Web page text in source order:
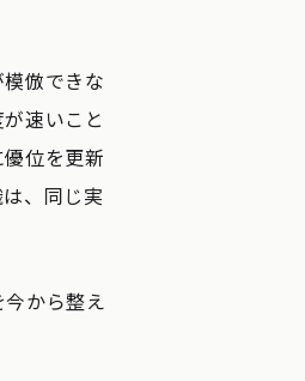
倣できな
速いこと
位を更新
、同じ実
から整え